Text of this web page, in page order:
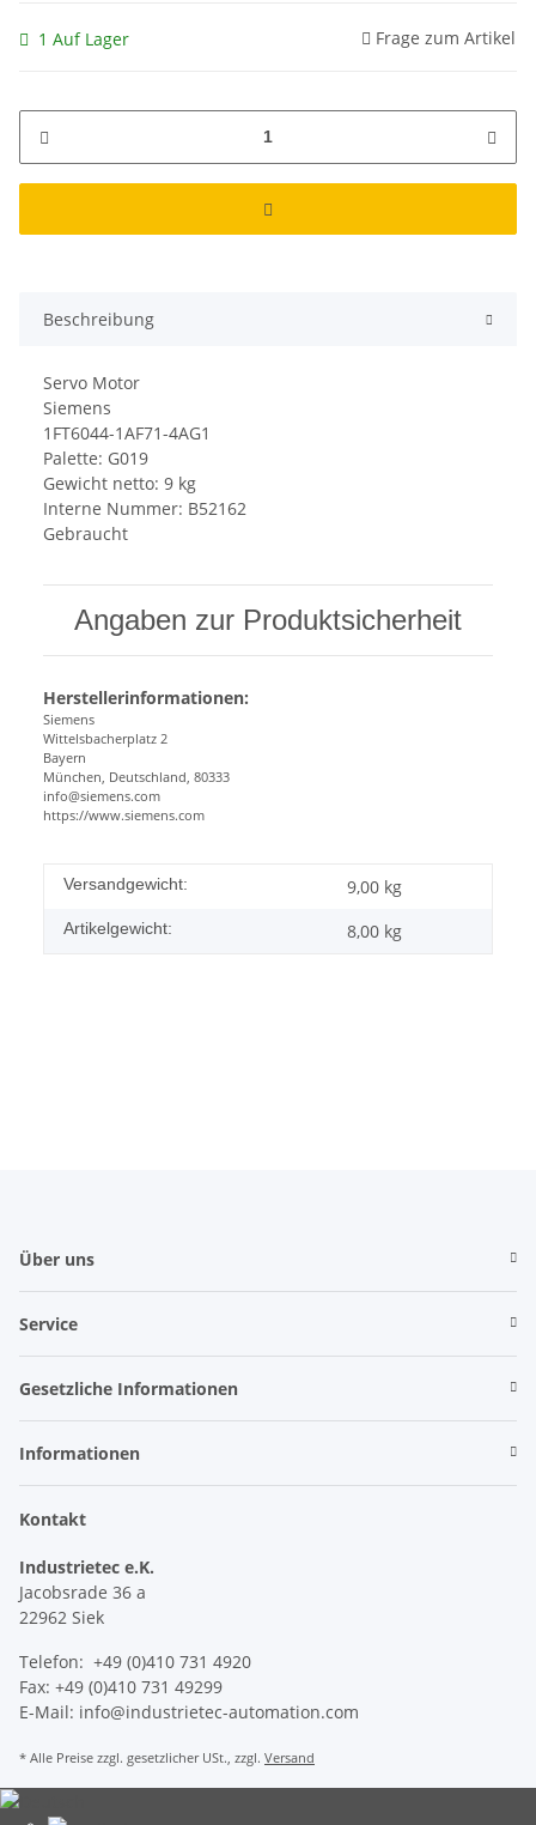
1 Auf Lager Frage zum Artikel
Beschreibung
Servo Motor
Siemens
1FT6044-1AF71-4AG1
Palette: G019
Gewicht netto: 9 kg
Interne Nummer: B52162
Gebraucht
Angaben zur Produktsicherheit
Herstellerinformationen:
Siemens
Wittelsbacherplatz 2
Bayern
München, Deutschland, 80333
info@siemens.com
https://www.siemens.com
Versandgewicht: 9,00 kg
Artikelgewicht: 8,00 kg
Über uns
Service
Gesetzliche Informationen
Informationen
Kontakt
Industrietec e.K.
Jacobsrade 36 a
22962 Siek
Telefon: +49 (0)410 731 4920
Fax: +49 (0)410 731 49299
E-Mail: info@industrietec-automation.com
* Alle Preise zzgl. gesetzlicher USt., zzgl. Versand